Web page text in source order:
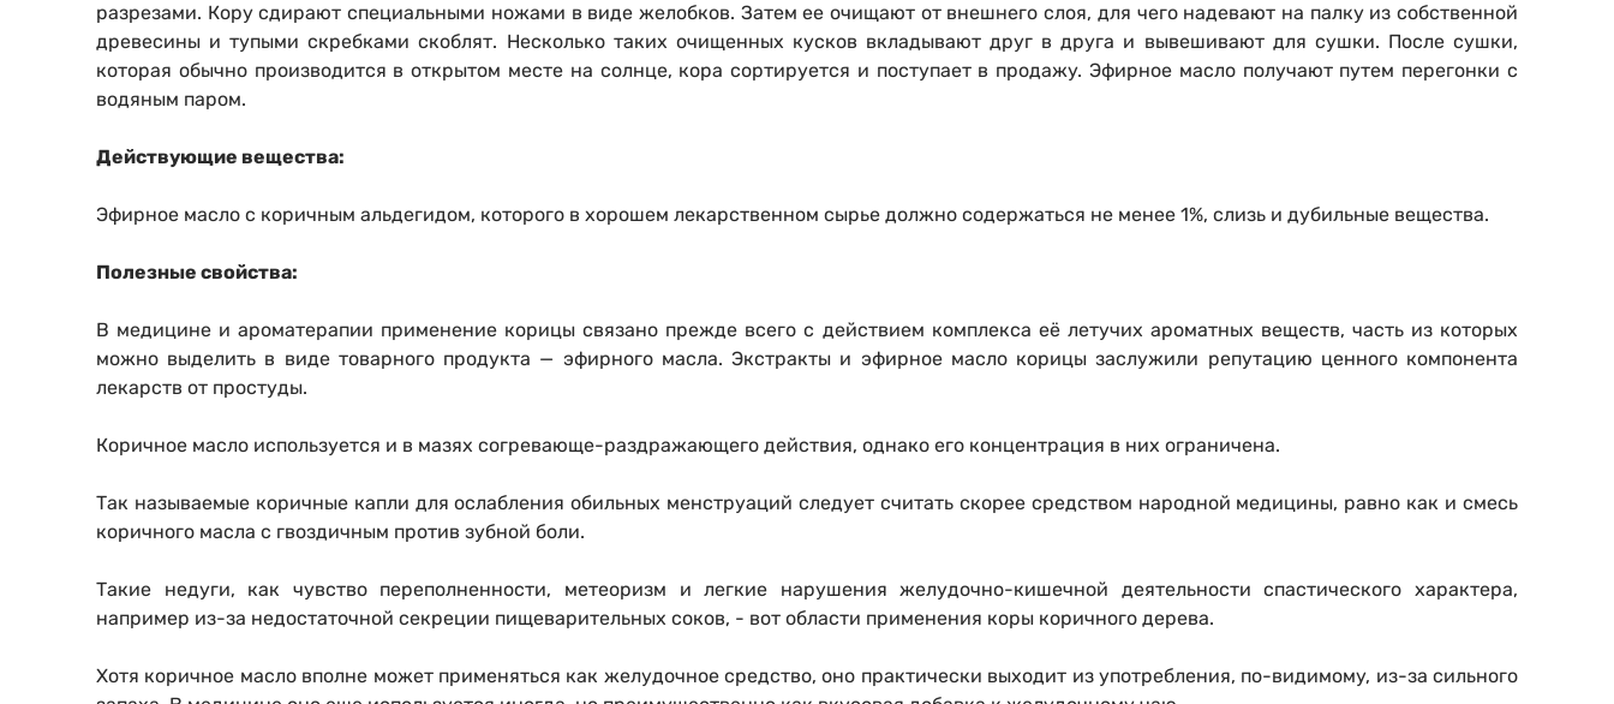
разрезами. Кору сдирают специальными ножами в виде желобков. Затем ее очищают от внешнего слоя, для чего надевают на палку из собственной
древесины и тупыми скребками скоблят. Несколько таких очищенных кусков вкладывают друг в друга и вывешивают для сушки. После сушки,
которая обычно производится в открытом месте на солнце, кора сортируется и поступает в продажу. Эфирное масло получают путем перегонки с
водяным паром.
Действующие вещества:
Эфирное масло с коричным альдегидом, которого в хорошем лекарственном сырье должно содержаться не менее 1%, слизь и дубильные вещества.
Полезные свойства:
В медицине и ароматерапии применение корицы связано прежде всего с действием комплекса её летучих ароматных веществ, часть из которых
можно выделить в виде товарного продукта — эфирного масла. Экстракты и эфирное масло корицы заслужили репутацию ценного компонента
лекарств от простуды.
Коричное масло используется и в мазях согревающе-раздражающего действия, однако его концентрация в них ограничена.
Так называемые коричные капли для ослабления обильных менструаций следует считать скорее средством народной медицины, равно как и смесь
коричного масла с гвоздичным против зубной боли.
Такие недуги, как чувство переполненности, метеоризм и легкие нарушения желудочно-кишечной деятельности спастического характера,
например из-за недостаточной секреции пищеварительных соков, - вот области применения коры коричного дерева.
Хотя коричное масло вполне может применяться как желудочное средство, оно практически выходит из употребления, по-видимому, из-за сильного